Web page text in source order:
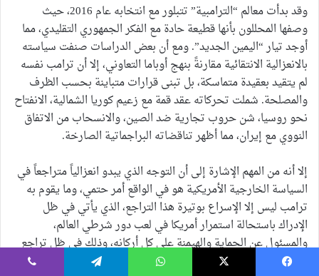
وقد بدأت معالم “الترامبية” تتبلور مع انتخابه عام 2016، حيث
وصفها المحللون بأنها قطيعة حادة مع الفكر الجمهوري التقليدي، مما
أوجد تيار “اليمين الجديد”. ومع أن بعض الدراسات صنفت سياسته
بالانعزالية الانتقائية مقارنةً بنهج أوباما التعاوني، إلا أن ترامب نفسه
لم يتقيد بعقيدة متماسكة، بل تبنى قرارات متباينة بحسب الظرف
والمصلحة. شملت تحركاته عقد قمة مع زعيم كوريا الشمالية، الانفتاح
نحو روسيا، شن حروب تجارية ضد الصين، والانسحاب من الاتفاق
النووي مع إيران، مما أظهر تناقضاته البراجماتية الصارخة.
إلا أنه من المهم الإشارة إلى أن التوجه الذي يبدو انعزالياً متراجعاً في
السياسة الخارجية الأمريكية هو في الواقع أمر حتمي، وما يقوم به
ترامب ليس إلا الإسراع بوتيرة هذا التراجع، الذي يأتي في ظل
الإدراك باستحالة استمرار أمريكا في لعب دور شرطي العالم،
والمسئول عن الحماية والهيمنة على كل أركانه، وذلك في ظل تراجع
التفوق المطلق الاقتصادي والتكنولوجي والعسكري، والارتفاع الكبير